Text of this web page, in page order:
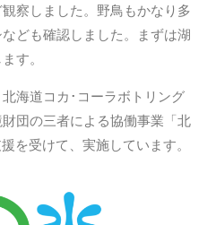
察しました。野鳥もかなり多
ども確認しました。まずは湖
す。
海道コカ･コーラボトリング
財団の三者による協働事業「北
を受けて、実施しています。